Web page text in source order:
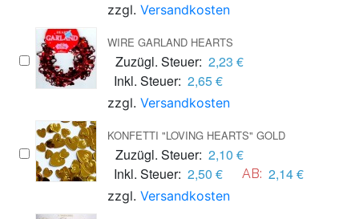
zzgl. Versandkosten
WIRE GARLAND HEARTS
Zuzügl. Steuer: 2,23 €
Inkl. Steuer: 2,65 €
zzgl. Versandkosten
KONFETTI "LOVING HEARTS" GOLD
Zuzügl. Steuer: 2,10 €
Inkl. Steuer: 2,50 € AB: 2,14 €
zzgl. Versandkosten